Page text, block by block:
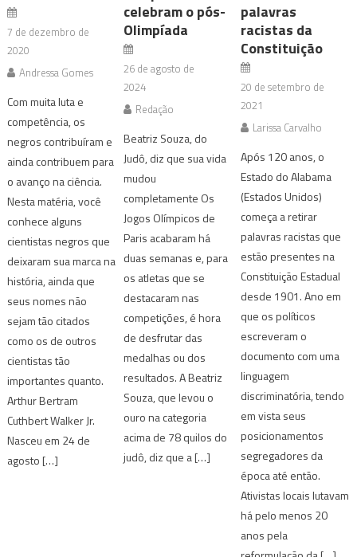
7 de dezembro de
2020
Andressa Gomes
Com muita luta e
competência, os
negros contribuíram e
ainda contribuem para
o avanço na ciência.
Nesta matéria, você
conhece alguns
cientistas negros que
deixaram sua marca na
história, ainda que
seus nomes não
sejam tão citados
como os de outros
cientistas tão
importantes quanto.
Arthur Bertram
Cuthbert Walker Jr.
Nasceu em 24 de
agosto […]
celebram o pós-
Olimpíada
26 de agosto de
2024
Redação
Beatriz Souza, do
Judô, diz que sua vida
mudou
completamente Os
Jogos Olímpicos de
Paris acabaram há
duas semanas e, para
os atletas que se
destacaram nas
competições, é hora
de desfrutar das
medalhas ou dos
resultados. A Beatriz
Souza, que levou o
ouro na categoria
acima de 78 quilos do
judô, diz que a […]
palavras
racistas da
Constituição
20 de setembro de
2021
Larissa Carvalho
Após 120 anos, o
Estado do Alabama
(Estados Unidos)
começa a retirar
palavras racistas que
estão presentes na
Constituição Estadual
desde 1901. Ano em
que os políticos
escreveram o
documento com uma
linguagem
discriminatória, tendo
em vista seus
posicionamentos
segregadores da
época até então.
Ativistas locais lutavam
há pelo menos 20
anos pela